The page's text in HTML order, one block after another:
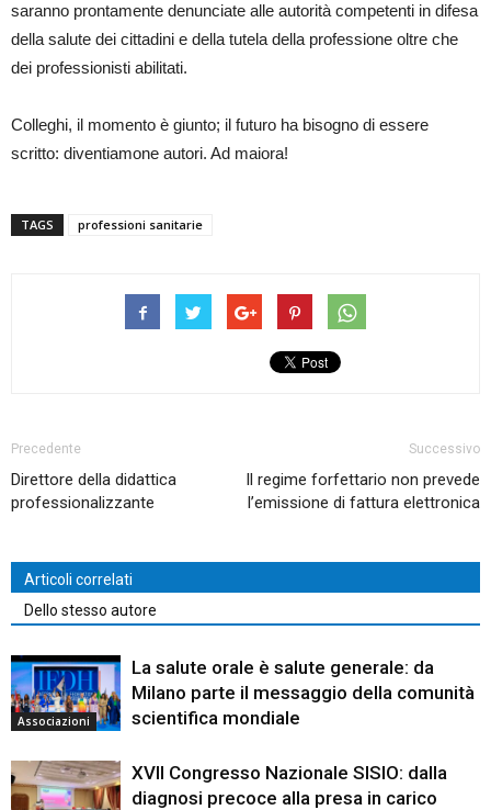
saranno prontamente denunciate alle autorità competenti in difesa
della salute dei cittadini e della tutela della professione oltre che
dei professionisti abilitati.
Colleghi, il momento è giunto; il futuro ha bisogno di essere
scritto: diventiamone autori. Ad maiora!
TAGS professioni sanitarie
Precedente
Direttore della didattica
professionalizzante
Successivo
Il regime forfettario non prevede
l’emissione di fattura elettronica
Articoli correlati
Dello stesso autore
Associazioni
La salute orale è salute generale: da
Milano parte il messaggio della comunità
scientifica mondiale
XVII Congresso Nazionale SISIO: dalla
diagnosi precoce alla presa in carico